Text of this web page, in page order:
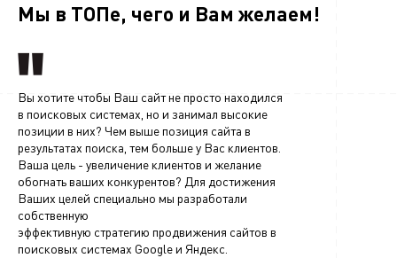
Мы в ТОПе, чего и Вам желаем!
Вы хотите чтобы Ваш сайт не просто находился
в поисковых системах, но и занимал высокие
позиции в них? Чем выше позиция сайта в
результатах поиска, тем больше у Вас клиентов.
Ваша цель - увеличение клиентов и желание
обогнать ваших конкурентов? Для достижения
Ваших целей специально мы разработали
собственную
эффективную стратегию продвижения сайтов в
поисковых системах Google и Яндекс.